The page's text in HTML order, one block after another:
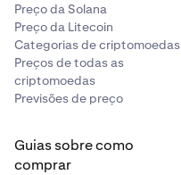
Preço da Solana
Preço da Litecoin
Categorias de criptomoedas
Preços de todas as
criptomoedas
Previsões de preço
Guias sobre como
comprar